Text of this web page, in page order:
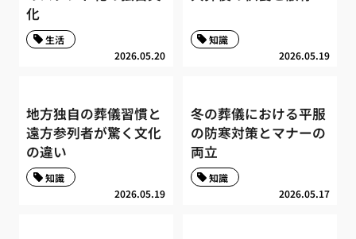
化
2026.05.20
生活
2026.05.19
知識
地方独自の葬儀習慣と
遠方参列者が驚く文化
の違い
2026.05.19
知識
冬の葬儀における平服
の防寒対策とマナーの
両立
2026.05.17
知識